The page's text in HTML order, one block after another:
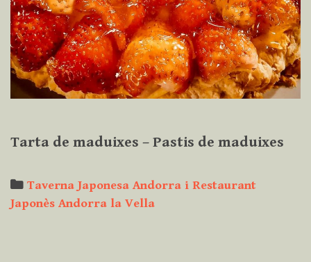
Tarta de maduixes – Pastis de maduixes
Categories
Taverna Japonesa Andorra i Restaurant
Japonès Andorra la Vella